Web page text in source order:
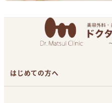
はじめての方へ